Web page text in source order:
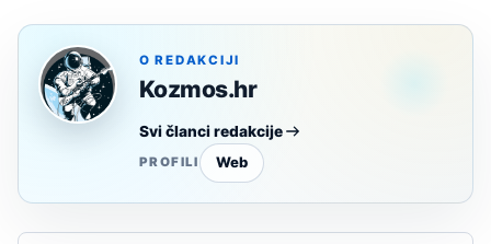
O REDAKCIJI
Kozmos.hr
Svi članci redakcije
PROFILI Web